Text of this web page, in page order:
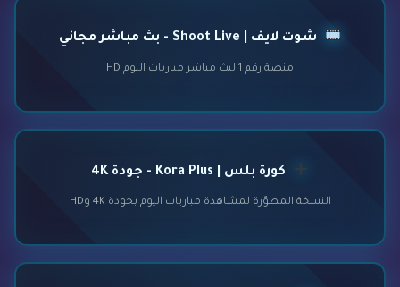
شوت لايف | Shoot Live - بث مباشر مجاني
منصة رقم 1 لبث مباشر مباريات اليوم HD
كورة بلس | Kora Plus - جودة 4K
النسخة المطوّرة لمشاهدة مباريات اليوم بجودة 4K وHD